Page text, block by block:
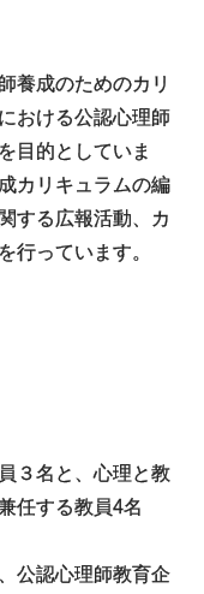
養成のためのカリ
おける公認心理師
目的としていま
カリキュラムの編
する広報活動、カ
行っています。
３名と、心理と教
任する教員4名
公認心理師教育企